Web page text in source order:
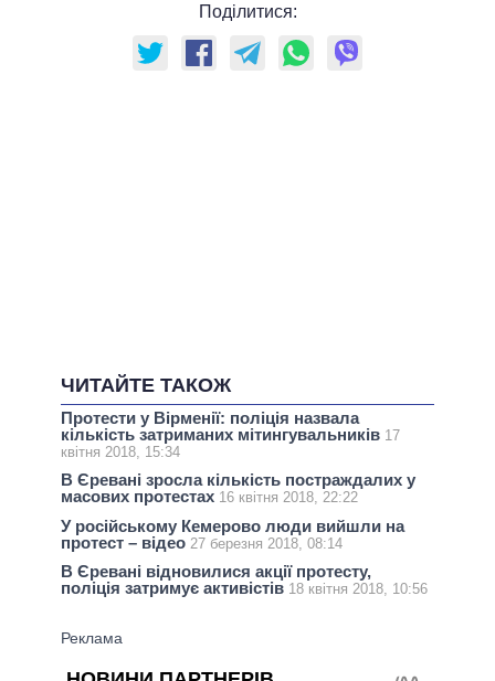
Поділитися:
ЧИТАЙТЕ ТАКОЖ
Протести у Вірменії: поліція назвала
кількість затриманих мітингувальників 17
квітня 2018, 15:34
В Єревані зросла кількість постраждалих у
масових протестах 16 квітня 2018, 22:22
У російському Кемерово люди вийшли на
протест – відео 27 березня 2018, 08:14
В Єревані відновилися акції протесту,
поліція затримує активістів 18 квітня 2018, 10:56